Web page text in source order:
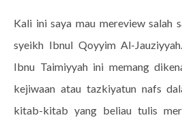
Kali ini saya mau mereview salah
syeikh Ibnul Qoyyim Al-
Ibnu Taimiyyah ini memang
kejiwaan atau tazkiyatun nafs
kitab-kitab yang beliau tulis